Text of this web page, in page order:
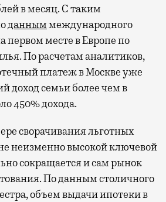
в месяц. С таким
данныммеждународного
первом месте в Европе по
По расчетам аналитиков,
платеж в Москве уже
доход семьи более чем в
450% дохода.
сворачивания льготных
неизменно высокой ключевой
сокращается и сам рынок
По данным столичного
объем выдачи ипотеки в